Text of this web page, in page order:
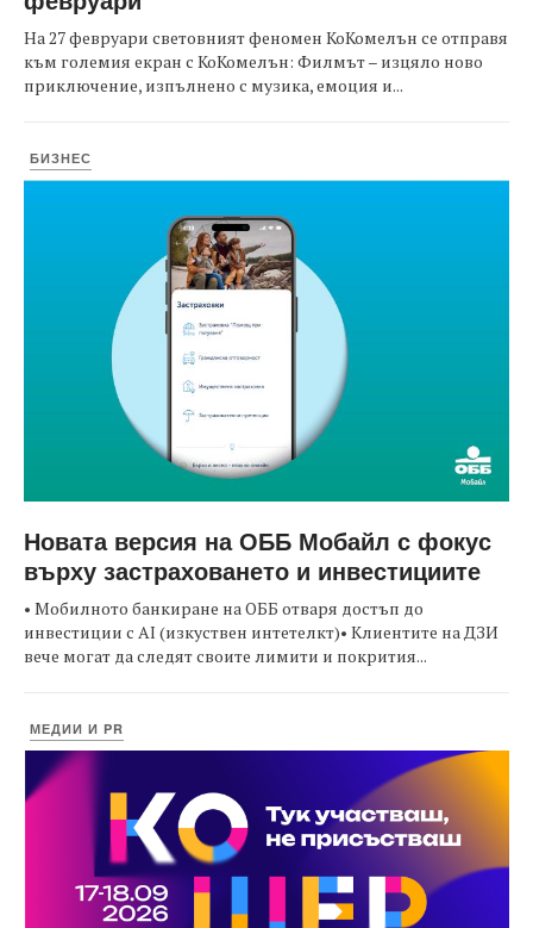
На 27 февруари световният феномен КоКомелън се отправя
към големия екран с КоКомелън: Филмът – изцяло ново
приключение, изпълнено с музика, емоция и...
БИЗНЕС
Новата версия на ОББ Мобайл с фокус
върху застраховането и инвестициите
• Мобилното банкиране на ОББ отваря достъп до
инвестиции с AI (изкуствен интетелкт)• Клиентите на ДЗИ
вече могат да следят своите лимити и покрития...
МЕДИИ И PR